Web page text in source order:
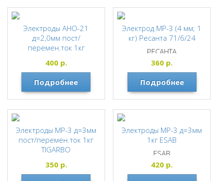
Электроды АНО-21
д=2,0мм пост/
перемен.ток 1кг
TIGARBO
400р.
Подробнее
Электрод МР-3 (4 мм; 1
кг) Ресанта 71/6/24
РЕСАНТА
360 р.
Подробнее
Электроды МР-3 д=3мм
пост/перемен.ток 1кг
TIGARBO
TIGARBO
350р.
Электроды МР-3 д=3мм
1кг ESAB
ESAB
420 р.